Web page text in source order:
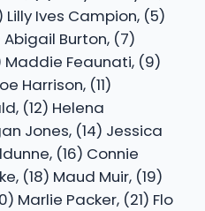
Ives Campion, (5)
Burton, (7)
Feaunati, (9)
Harrison, (11)
(12) Helena
Jones, (14) Jessica
(16) Connie
(18) Maud Muir, (19)
Marlie Packer, (21) Flo